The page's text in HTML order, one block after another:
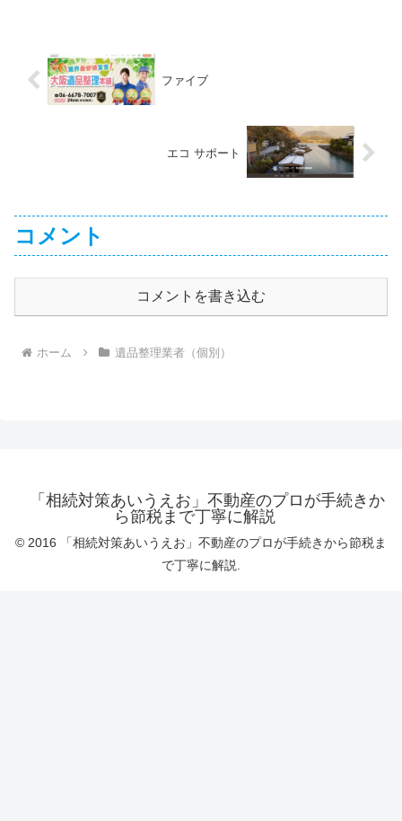
ファイブ
エコ サポート
コメント
コメントを書き込む
ホーム 遺品整理業者（個別）
「相続対策あいうえお」不動産のプロが手続きか
ら節税まで丁寧に解説
© 2016 「相続対策あいうえお」不動産のプロが手続きから節税ま
で丁寧に解説.